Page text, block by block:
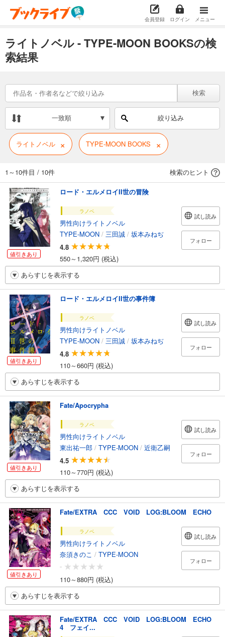
会員登録 ログイン メニュー
ライトノベル - TYPE-MOON BOOKSの検
索結果
検索
一致順 絞り込み
ライトノベル × TYPE-MOON BOOKS ×
1～10件目 / 10件 検索のヒント
値引きあり
ロード・エルメロイII世の冒険
ラノベ
男性向けライトノベル
TYPE-MOON / 三田誠 / 坂本みねぢ
4.8
550～1,320円 (税込)
試し読み
フォロー
あらすじを表示する
値引きあり
ロード・エルメロイII世の事件簿
ラノベ
男性向けライトノベル
TYPE-MOON / 三田誠 / 坂本みねぢ
4.8
110～660円 (税込)
試し読み
フォロー
あらすじを表示する
値引きあり
Fate/Apocrypha
ラノベ
男性向けライトノベル
東出祐一郎 / TYPE-MOON / 近衛乙嗣
4.5
110～770円 (税込)
試し読み
フォロー
あらすじを表示する
値引きあり
Fate/EXTRA CCC VOID LOG:BLOOM ECHO
ラノベ
男性向けライトノベル
奈須きのこ / TYPE-MOON
-
110～880円 (税込)
試し読み
フォロー
あらすじを表示する
Fate/EXTRA CCC VOID LOG:BLOOM ECHO
4 フェイ...